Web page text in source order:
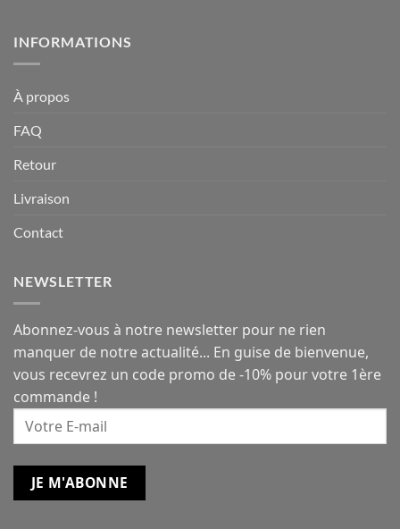
INFORMATIONS
À propos
FAQ
Retour
Livraison
Contact
NEWSLETTER
Abonnez-vous à notre newsletter pour ne rien
manquer de notre actualité... En guise de bienvenue,
vous recevrez un code promo de -10% pour votre 1ère
commande !